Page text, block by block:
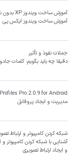
آموزش ساخت ویندوز XP بدون نیاز به نصب
آموزش ساخت ویندوز ایکس پی
جملات نفوذ و تأثیر
دقیقا چه باید بگویم: کلمات
Pro 2.0.9 for Android
مدیریت و ایجاد پروفایل
شبکه کردن کامپیوتر و ارتباط
آشنایی با شبکه کردن کامپیوتر
و ایجاد ارتباط تصویری